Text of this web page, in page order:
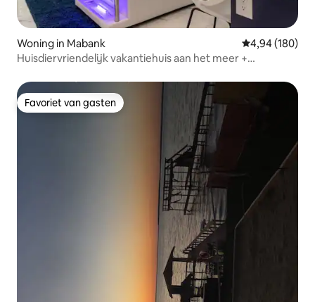
Woning in Mabank Gemiddelde
4,94 (180)
Huisdiervriendelijk vakantiehuis aan het meer +
Favoriet van gasten
Favoriet van gasten